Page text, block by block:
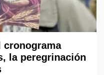
cronograma
la peregrinación